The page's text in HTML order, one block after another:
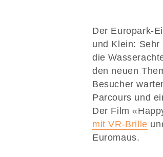
Der Europark-
und Klein:
die
den neuen
Besucher
Parcours und
Der Film
mit VR-Brille
Euromaus.